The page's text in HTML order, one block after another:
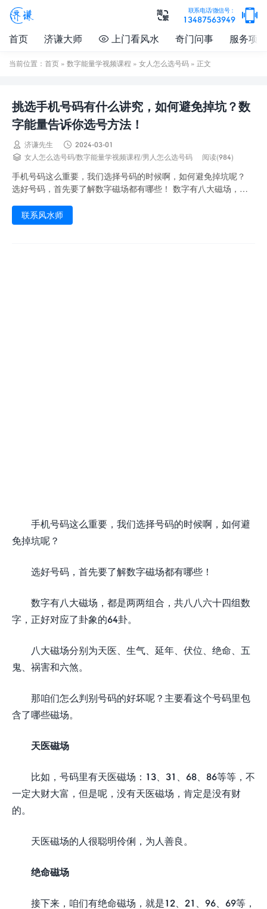
联系电话/微信号：
13487563949 

首页 济谦大师  上门看风水 奇门问事 服务项目
当前位置： 首页 » 数字能量学视频课程 » 女人怎么选号码 » 正文
挑选手机号码有什么讲究，如何避免掉坑？数
字能量告诉你选号方法！
 济谦先生  2024-03-01
 女人怎么选号码/数字能量学视频课程/男人怎么选号码 阅读(984)
手机号码这么重要，我们选择号码的时候啊，如何避免掉坑呢？
选好号码，首先要了解数字磁场都有哪些！ 数字有八大磁场，都
联系风水师
手机号码这么重要，我们选择号码的时候啊，如何避
免掉坑呢？
选好号码，首先要了解数字磁场都有哪些！
数字有八大磁场，都是两两组合，共八八六十四组数
字，正好对应了卦象的64卦。
八大磁场分别为天医、生气、延年、伏位、绝命、五
鬼、祸害和六煞。
那咱们怎么判别号码的好坏呢？主要看这个号码里包
含了哪些磁场。
天医磁场
比如，号码里有天医磁场：13、31、68、86等等，不
一定大财大富，但是呢，没有天医磁场，肯定是没有财
的。
天医磁场的人很聪明伶俐，为人善良。
绝命磁场
接下来，咱们有绝命磁场，就是12、21、96、69等，